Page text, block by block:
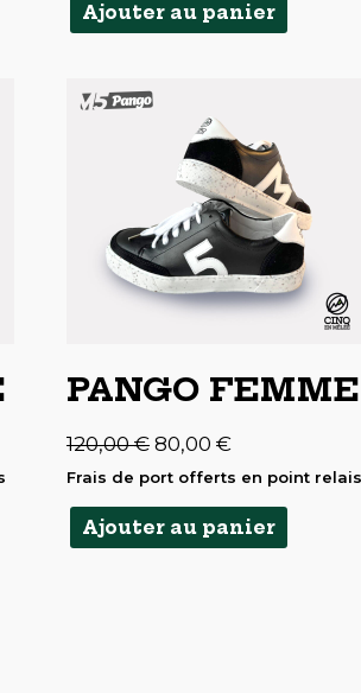
Ajouter au panier
PANGO FEMME
120,00€ Le
prix
initial
120,00 €.
80,00 €Le
actuel
80,00 €.
Frais de port offerts en point relais
Ajouter au panier